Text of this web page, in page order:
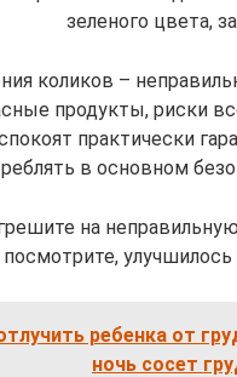
зеленого цвета,
коликов –
продукты, риски
практически
в основном
на
ребенка от
ночь сосет